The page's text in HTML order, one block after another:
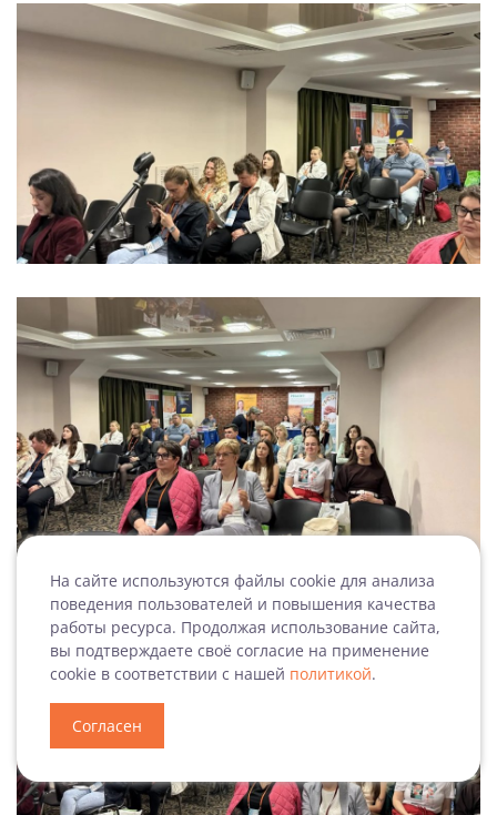
На сайте используются файлы cookie для анализа
поведения пользователей и повышения качества
работы ресурса. Продолжая использование сайта,
вы подтверждаете своё согласие на применение
cookie в соответствии с нашей политикой.
Согласен